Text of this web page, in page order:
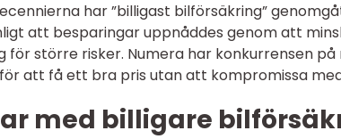
har ”billigast bilförsäkring”
att besparingar uppnåddes genom att
för större risker. Numera har konkurrensen
att få ett bra pris utan att kompromissa
med billigare